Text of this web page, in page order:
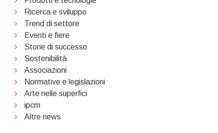
Ricerca e sviluppo
Trend di settore
Eventi e fiere
Storie di successo
Sostenibilità
Associazioni
Normative e legislazioni
Arte nelle superfici
ipcm
Altre news